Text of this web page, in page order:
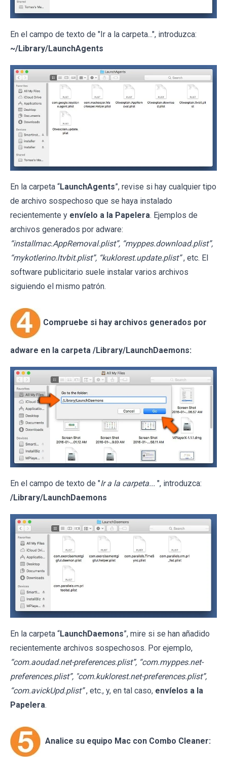
En el campo de texto de "Ir a la carpeta...", introduzca:
~/Library/LaunchAgents
En la carpeta “LaunchAgents”, revise si hay cualquier tipo
de archivo sospechoso que se haya instalado
recientemente y envíelo a la Papelera. Ejemplos de
archivos generados por adware:
“installmac.AppRemoval.plist”, “myppes.download.plist”,
“mykotlerino.ltvbit.plist”, “kuklorest.update.plist” , etc. El
software publicitario suele instalar varios archivos
siguiendo el mismo patrón.
Compruebe si hay archivos generados por
adware en la carpeta /Library/LaunchDaemons:
En el campo de texto de "Ir a la carpeta... ", introduzca:
/Library/LaunchDaemons
En la carpeta “LaunchDaemons”, mire si se han añadido
recientemente archivos sospechosos. Por ejemplo,
“com.aoudad.net-preferences.plist”, “com.myppes.net-
preferences.plist”, "com.kuklorest.net-preferences.plist”,
“com.avickUpd.plist” , etc., y, en tal caso, envíelos a la
Papelera.
Analice su equipo Mac con Combo Cleaner: